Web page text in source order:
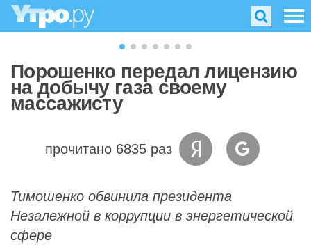
Порошенко передал лицензию
на добычу газа своему
массажисту
прочитано 6835 раз
Тимошенко обвинила президента
Незалежной в коррупции в энергетической
сфере